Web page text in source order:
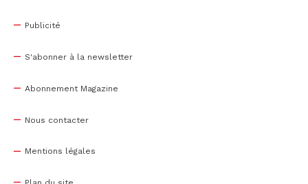
Publicité
S'abonner à la newsletter
Abonnement Magazine
Nous contacter
Mentions légales